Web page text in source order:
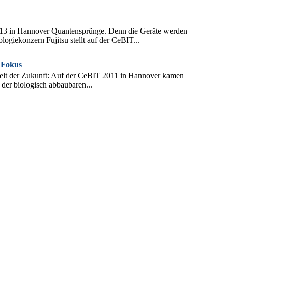
in Hannover Quantensprünge. Denn die Geräte werden
Fujitsu stellt auf der CeBIT...
der Zukunft: Auf der CeBIT 2011 in Hannover kamen
biologisch abbaubaren...